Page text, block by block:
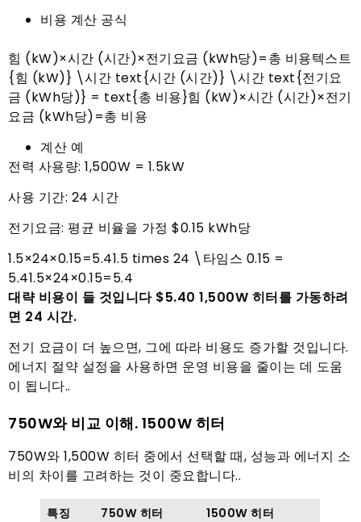
비용 계산 공식
힘 (kW)×시간 (시간)×전기요금 (kWh당)=총 비용텍스트
{힘 (kW)} \시간 text{시간 (시간)} \시간 text{전기요
금 (kWh당)} = text{총 비용}힘 (kW)×시간 (시간)×전기
요금 (kWh당)=총 비용
계산 예
전력 사용량: 1,500W = 1.5kW
사용 기간: 24 시간
전기요금: 평균 비율을 가정 $0.15 kWh당
1.5×24×0.15=5.41.5 times 24 \타임스 0.15 =
5.41.5×24×0.15=5.4
대략 비용이 들 것입니다 $5.40 1,500W 히터를 가동하려
면 24 시간.
전기 요금이 더 높으면, 그에 따라 비용도 증가할 것입니다.
에너지 절약 설정을 사용하면 운영 비용을 줄이는 데 도움
이 됩니다..
750W와 비교 이해. 1500W 히터
750W와 1,500W 히터 중에서 선택할 때, 성능과 에너지 소
비의 차이를 고려하는 것이 중요합니다..
특징 750W 히터 1500W 히터